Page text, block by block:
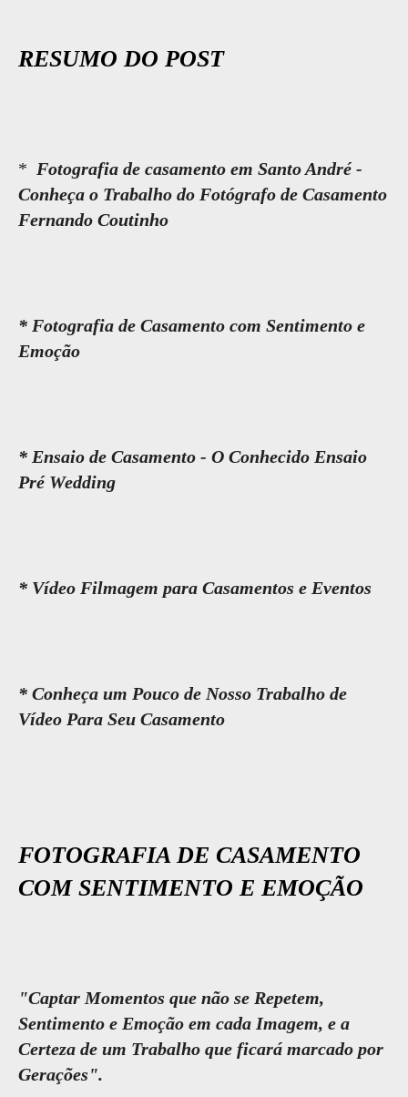
RESUMO DO POST
* Fotografia de casamento em Santo André -
Conheça o Trabalho do Fotógrafo de Casamento
Fernando Coutinho
* Fotografia de Casamento com Sentimento e
Emoção
* Ensaio de Casamento - O Conhecido Ensaio
Pré Wedding
* Vídeo Filmagem para Casamentos e Eventos
* Conheça um Pouco de Nosso Trabalho de
Vídeo Para Seu Casamento
FOTOGRAFIA DE CASAMENTO
COM SENTIMENTO E EMOÇÃO
"Captar Momentos que não se Repetem,
Sentimento e Emoção em cada Imagem, e a
Certeza de um Trabalho que ficará marcado por
Gerações".